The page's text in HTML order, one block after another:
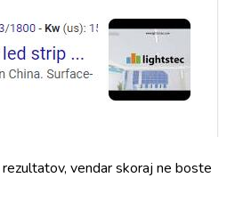
vendar skoraj ne boste